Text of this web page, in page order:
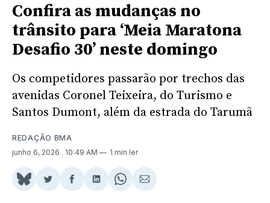
Confira as mudanças no
trânsito para ‘Meia Maratona
Desafio 30’ neste domingo
Os competidores passarão por trechos das
avenidas Coronel Teixeira, do Turismo e
Santos Dumont, além da estrada do Tarumã
REDAÇÃO BMA
junho 6, 2026 . 10:49 AM 1 min ler
ShareCompartilhar
Compartilhar
Compartilhar
ShareCompartilhar